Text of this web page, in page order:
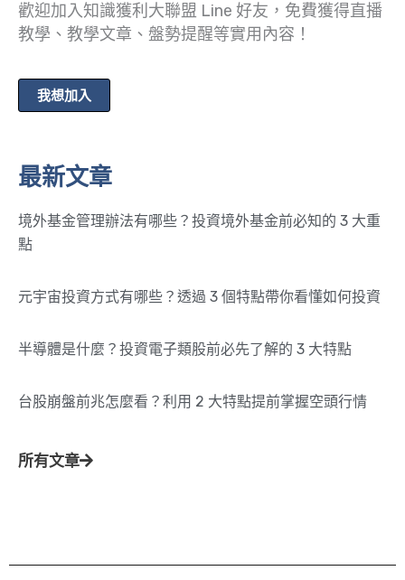
歡迎加入知識獲利大聯盟 Line 好友，免費獲得直播
教學、教學文章、盤勢提醒等實用內容！
我想加入
最新文章
境外基金管理辦法有哪些？投資境外基金前必知的 3 大重
點
元宇宙投資方式有哪些？透過 3 個特點帶你看懂如何投資
半導體是什麼？投資電子類股前必先了解的 3 大特點
台股崩盤前兆怎麼看？利用 2 大特點提前掌握空頭行情
所有文章